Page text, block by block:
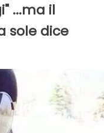
...ma il
sole dice